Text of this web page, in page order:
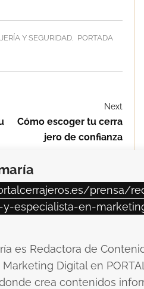
Y SEGURIDAD PORTADA
Next
Cómo escoger tu cerra
jero de confianza
prensa/
especialista-en-
es Redactora de
Digital en
donde crea contenidos